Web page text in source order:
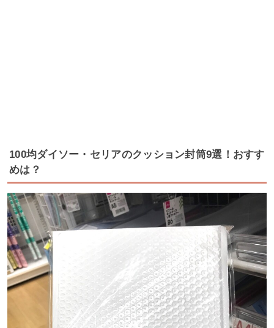
100均ダイソー・セリアのクッション封筒9選！おすす
めは？